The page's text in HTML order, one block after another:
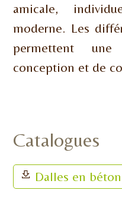
amicale,
moderne. Les
permettent
conception et de
Catalogues
Dalles en béton